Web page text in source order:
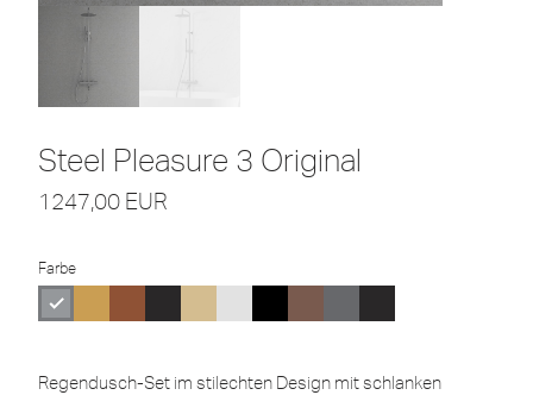
Steel Pleasure 3 Original
1247,00 EUR
Farbe
Regendusch-Set im stilechten Design mit schlanken